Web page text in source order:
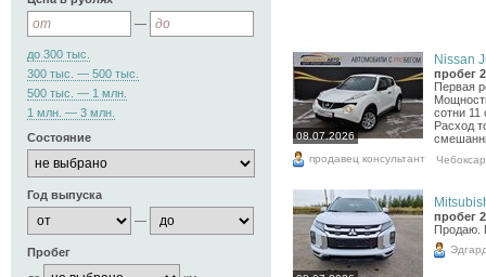
—
до 300 тыс.
300 тыс. — 500 тыс.
500 тыс. — 1 млн.
1 млн. — 3 млн.
Состояние
Год выпуска
—
Пробег
08.07.2026
Nissan
пробег
Первая
сотни 11
Расход
продавец консультант
пробег
Продаю.